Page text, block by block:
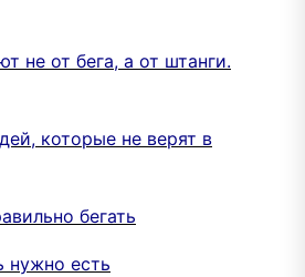
не от бега, а от штанги.
которые не верят в
бегать
нужно есть